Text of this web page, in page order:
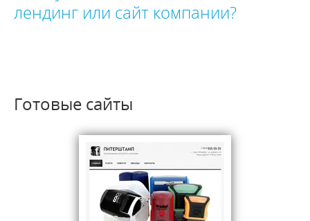
лендинг или сайт компании?
Готовые сайты